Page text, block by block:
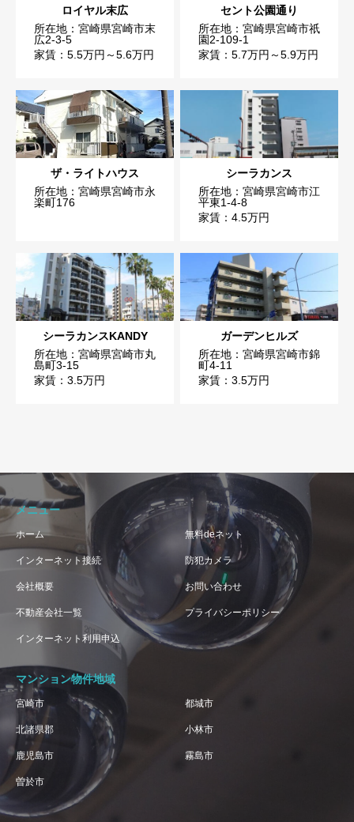
ロイヤル末広
所在地：宮崎県宮崎市末
広2-3-5
家賃：5.5万円～5.6万円
セント公園通り
所在地：宮崎県宮崎市祇
園2-109-1
家賃：5.7万円～5.9万円
ザ・ライトハウス
所在地：宮崎県宮崎市永
楽町176
シーラカンス
所在地：宮崎県宮崎市江
平東1-4-8
家賃：4.5万円
シーラカンスKANDY
所在地：宮崎県宮崎市丸
島町3-15
家賃：3.5万円
ガーデンヒルズ
所在地：宮崎県宮崎市錦
町4-11
家賃：3.5万円
メニュー
ホーム 無料deネット
インターネット接続 防犯カメラ
会社概要 お問い合わせ
不動産会社一覧 プライバシーポリシー
インターネット利用申込
マンション物件地域
宮崎市 都城市
北諸県郡 小林市
鹿児島市 霧島市
曽於市